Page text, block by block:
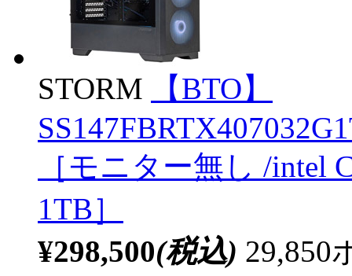
STORM
【BTO】
［モニター無し /intel
1TB］
¥298,500(税込) 29,850